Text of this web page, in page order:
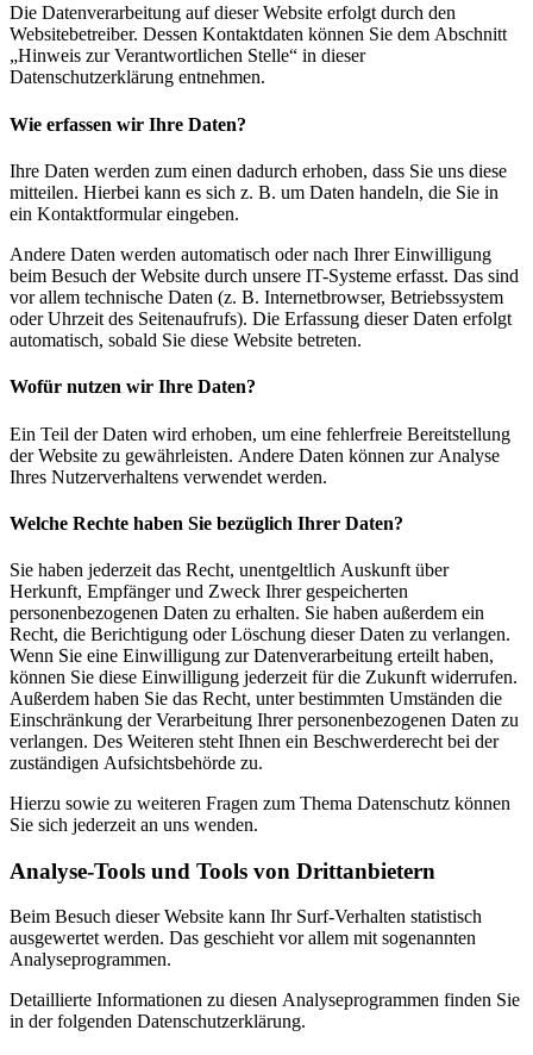
Die Datenverarbeitung auf dieser Website erfolgt durch den
Websitebetreiber. Dessen Kontaktdaten können Sie dem Abschnitt
„Hinweis zur Verantwortlichen Stelle“ in dieser
Datenschutzerklärung entnehmen.
Wie erfassen wir Ihre Daten?
Ihre Daten werden zum einen dadurch erhoben, dass Sie uns diese
mitteilen. Hierbei kann es sich z. B. um Daten handeln, die Sie in
ein Kontaktformular eingeben.
Andere Daten werden automatisch oder nach Ihrer Einwilligung
beim Besuch der Website durch unsere IT-Systeme erfasst. Das sind
vor allem technische Daten (z. B. Internetbrowser, Betriebssystem
oder Uhrzeit des Seitenaufrufs). Die Erfassung dieser Daten erfolgt
automatisch, sobald Sie diese Website betreten.
Wofür nutzen wir Ihre Daten?
Ein Teil der Daten wird erhoben, um eine fehlerfreie Bereitstellung
der Website zu gewährleisten. Andere Daten können zur Analyse
Ihres Nutzerverhaltens verwendet werden.
Welche Rechte haben Sie bezüglich Ihrer Daten?
Sie haben jederzeit das Recht, unentgeltlich Auskunft über
Herkunft, Empfänger und Zweck Ihrer gespeicherten
personenbezogenen Daten zu erhalten. Sie haben außerdem ein
Recht, die Berichtigung oder Löschung dieser Daten zu verlangen.
Wenn Sie eine Einwilligung zur Datenverarbeitung erteilt haben,
können Sie diese Einwilligung jederzeit für die Zukunft widerrufen.
Außerdem haben Sie das Recht, unter bestimmten Umständen die
Einschränkung der Verarbeitung Ihrer personenbezogenen Daten zu
verlangen. Des Weiteren steht Ihnen ein Beschwerderecht bei der
zuständigen Aufsichtsbehörde zu.
Hierzu sowie zu weiteren Fragen zum Thema Datenschutz können
Sie sich jederzeit an uns wenden.
Analyse-Tools und Tools von Dritt­anbietern
Beim Besuch dieser Website kann Ihr Surf-Verhalten statistisch
ausgewertet werden. Das geschieht vor allem mit sogenannten
Analyseprogrammen.
Detaillierte Informationen zu diesen Analyseprogrammen finden Sie
in der folgenden Datenschutzerklärung.